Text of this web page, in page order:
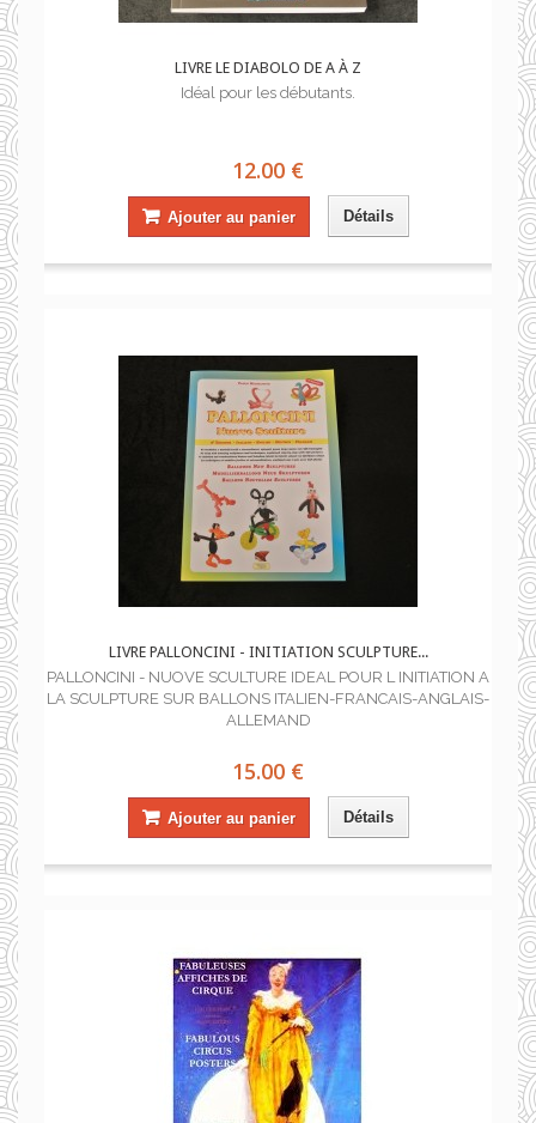
LIVRE LE DIABOLO DE A À Z
Idéal pour les débutants.
12.00 €
Ajouter au panier Détails
LIVRE PALLONCINI - INITIATION SCULPTURE...
PALLONCINI - NUOVE SCULTURE IDEAL POUR L INITIATION A
LA SCULPTURE SUR BALLONS ITALIEN-FRANCAIS-ANGLAIS-
ALLEMAND
15.00 €
Ajouter au panier Détails